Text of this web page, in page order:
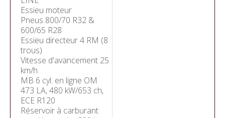
Essieu moteur
Pneus 800/70 R32 &
600/65 R28
Essieu directeur 4 RM (8
trous)
Vitesse d'avancement 25
km/h
MB 6 cyl. en ligne OM
473 LA, 480 kW/653 ch,
ECE R120
Réservoir à carburant